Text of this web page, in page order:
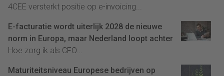
4CEE versterkt positie op e-invoicing...
E-facturatie wordt uiterlijk 2028 de nieuwe
norm in Europa, maar Nederland loopt achter
Hoe zorg ik als CFO...
Maturiteitsniveau Europese bedrijven op